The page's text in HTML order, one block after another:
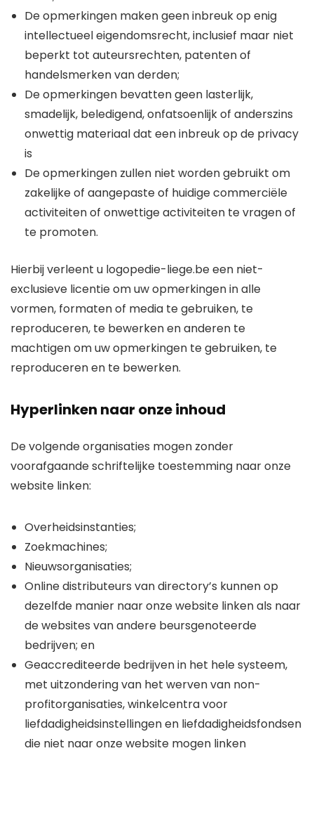
De opmerkingen maken geen inbreuk op enig
intellectueel eigendomsrecht, inclusief maar niet
beperkt tot auteursrechten, patenten of
handelsmerken van derden;
De opmerkingen bevatten geen lasterlijk,
smadelijk, beledigend, onfatsoenlijk of anderszins
onwettig materiaal dat een inbreuk op de privacy
is
De opmerkingen zullen niet worden gebruikt om
zakelijke of aangepaste of huidige commerciële
activiteiten of onwettige activiteiten te vragen of
te promoten.
Hierbij verleent u logopedie-liege.be een niet-
exclusieve licentie om uw opmerkingen in alle
vormen, formaten of media te gebruiken, te
reproduceren, te bewerken en anderen te
machtigen om uw opmerkingen te gebruiken, te
reproduceren en te bewerken.
Hyperlinken naar onze inhoud
De volgende organisaties mogen zonder
voorafgaande schriftelijke toestemming naar onze
website linken:
Overheidsinstanties;
Zoekmachines;
Nieuwsorganisaties;
Online distributeurs van directory’s kunnen op
dezelfde manier naar onze website linken als naar
de websites van andere beursgenoteerde
bedrijven; en
Geaccrediteerde bedrijven in het hele systeem,
met uitzondering van het werven van non-
profitorganisaties, winkelcentra voor
liefdadigheidsinstellingen en liefdadigheidsfondsen
die niet naar onze website mogen linken